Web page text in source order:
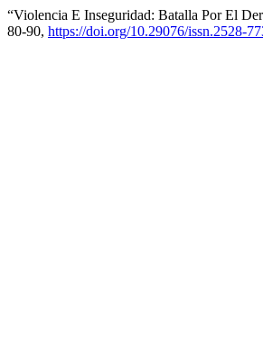
“Violencia E Inseguridad: Batalla Por El
80-90, https://doi.org/10.29076/issn.2528-